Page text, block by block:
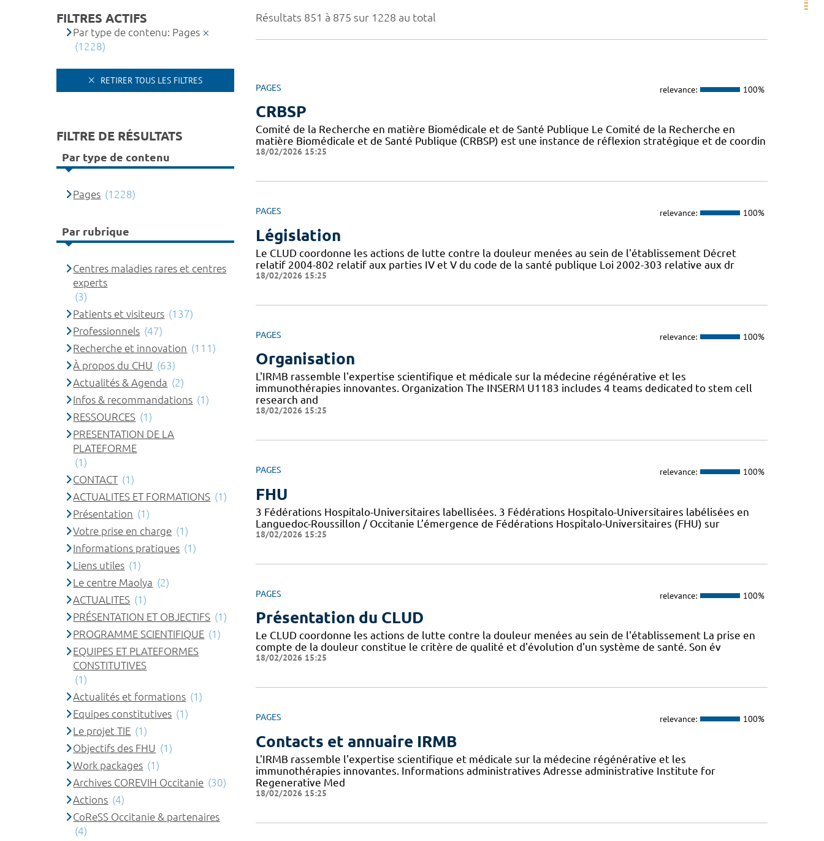
Résultats 851 à 875 sur 1228 au total
PAGES relevance: 100%
CRBSP
Comité de la Recherche en matière Biomédicale et de Santé Publique Le Comité de la Recherche en
matière Biomédicale et de Santé Publique (CRBSP) est une instance de réflexion stratégique et de coordin
18/02/2026 15:25
PAGES relevance: 100%
Législation
Le CLUD coordonne les actions de lutte contre la douleur menées au sein de l'établissement Décret
relatif 2004-802 relatif aux parties IV et V du code de la santé publique Loi 2002-303 relative aux dr
18/02/2026 15:25
PAGES relevance: 100%
Organisation
L'IRMB rassemble l'expertise scientifique et médicale sur la médecine régénérative et les
immunothérapies innovantes. Organization The INSERM U1183 includes 4 teams dedicated to stem cell
research and
18/02/2026 15:25
PAGES relevance: 100%
FHU
3 Fédérations Hospitalo-Universitaires labellisées. 3 Fédérations Hospitalo-Universitaires labélisées en
Languedoc-Roussillon / Occitanie L’émergence de Fédérations Hospitalo-Universitaires (FHU) sur
18/02/2026 15:25
PAGES relevance: 100%
Présentation du CLUD
Le CLUD coordonne les actions de lutte contre la douleur menées au sein de l'établissement La prise en
compte de la douleur constitue le critère de qualité et d'évolution d'un système de santé. Son év
18/02/2026 15:25
PAGES relevance: 100%
Contacts et annuaire IRMB
L'IRMB rassemble l'expertise scientifique et médicale sur la médecine régénérative et les
immunothérapies innovantes. Informations administratives Adresse administrative Institute for
Regenerative Med
18/02/2026 15:25
FILTRES ACTIFS
Par type de contenu: Pages
(1228)
RETIRER TOUS LES FILTRES
FILTRE DE RÉSULTATS
Par type de contenu
Pages (1228)
Par rubrique
Centres maladies rares et centres
experts
(3)
Patients et visiteurs (137)
Professionnels (47)
Recherche et innovation (111)
À propos du CHU (63)
Actualités & Agenda (2)
Infos & recommandations (1)
RESSOURCES (1)
PRESENTATION DE LA
PLATEFORME
(1)
CONTACT (1)
ACTUALITES ET FORMATIONS (1)
Présentation (1)
Votre prise en charge (1)
Informations pratiques (1)
Liens utiles (1)
Le centre Maolya (2)
ACTUALITES (1)
PRÉSENTATION ET OBJECTIFS (1)
PROGRAMME SCIENTIFIQUE (1)
EQUIPES ET PLATEFORMES
CONSTITUTIVES
(1)
Actualités et formations (1)
Equipes constitutives (1)
Le projet TIE (1)
Objectifs des FHU (1)
Work packages (1)
Archives COREVIH Occitanie (30)
Actions (4)
CoReSS Occitanie & partenaires
(4)